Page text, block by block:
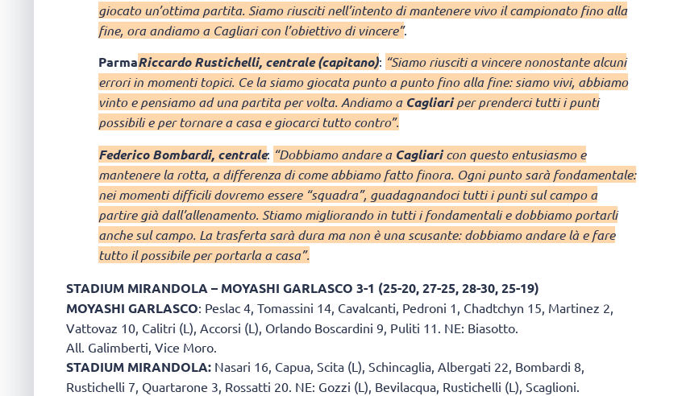
giocato un’ottima partita. Siamo riusciti nell’intento di mantenere vivo il campionato fino alla
fine, ora andiamo a Cagliari con l’obiettivo di vincere”.
ParmaRiccardo Rustichelli, centrale (capitano): “Siamo riusciti a vincere nonostante alcuni
errori in momenti topici. Ce la siamo giocata punto a punto fino alla fine: siamo vivi, abbiamo
vinto e pensiamo ad una partita per volta. Andiamo a Cagliariper prenderci tutti i punti
possibili e per tornare a casa e giocarci tutto contro”.
Federico Bombardi, centrale: “Dobbiamo andare a Cagliaricon questo entusiasmo e
mantenere la rotta, a differenza di come abbiamo fatto finora. Ogni punto sarà fondamentale:
nei momenti difficili dovremo essere “squadra”, guadagnandoci tutti i punti sul campo a
partire già dall’allenamento. Stiamo migliorando in tutti i fondamentali e dobbiamo portarli
anche sul campo. La trasferta sarà dura ma non è una scusante: dobbiamo andare là e fare
tutto il possibile per portarla a casa”.
STADIUM MIRANDOLA – MOYASHI GARLASCO 3-1 (25-20, 27-25, 28-30, 25-19)
MOYASHI GARLASCO: Peslac 4, Tomassini 14, Cavalcanti, Pedroni 1, Chadtchyn 15, Martinez 2,
Vattovaz 10, Calitri (L), Accorsi (L), Orlando Boscardini 9, Puliti 11. NE: Biasotto.
All. Galimberti, Vice Moro.
STADIUM MIRANDOLA: Nasari 16, Capua, Scita (L), Schincaglia, Albergati 22, Bombardi 8,
Rustichelli 7, Quartarone 3, Rossatti 20. NE: Gozzi (L), Bevilacqua, Rustichelli (L), Scaglioni.